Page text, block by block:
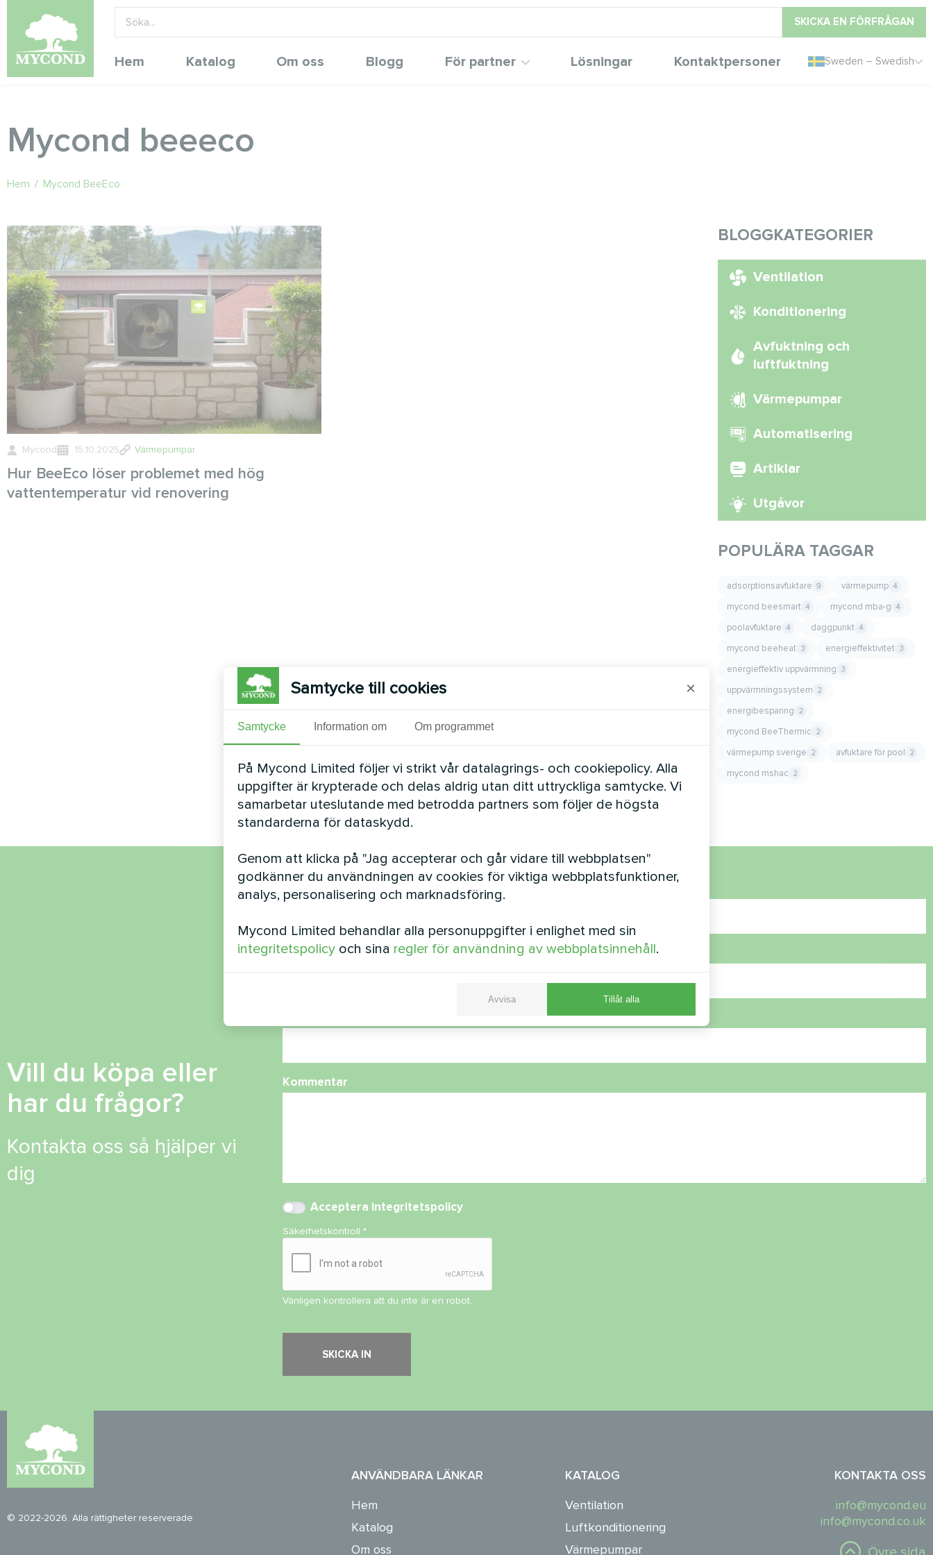
SKICKA EN FÖRFRÅGAN
Hem Katalog Om oss Blogg För partner Lösningar Kontaktpersoner Sweden – Swedish
Mycond beeeco
Hem / Mycond BeeEco
Mycond 15.10.2025 Värmepumpar
Hur BeeEco löser problemet med hög
vattentemperatur vid renovering
BLOGGKATEGORIER
Ventilation
Konditionering
Avfuktning och
luftfuktning
Värmepumpar
Automatisering
Artiklar
Utgåvor
POPULÄRA TAGGAR
adsorptionsavfuktare 9 värmepump 4
mycond beesmart 4 mycond mba-g 4
poolavfuktare 4 daggpunkt 4
mycond beeheat 3 energieffektivitet 3
energieffektiv uppvärmning 3
uppvärmningssystem 2
energibesparing 2
mycond BeeThermic 2
värmepump sverige 2 avfuktare för pool 2
mycond mshac 2
Vill du köpa eller
har du frågor?
Kontakta oss så hjälper vi
dig
Telefonnummer
Kommentar
Acceptera integritetspolicy
Säkerhetskontroll*
Vänligen kontrollera att du inte är en robot.
© 2022-2026. Alla rättigheter reserverade
ANVÄNDBARA LÄNKAR
Hem
Katalog
Om oss
KATALOG
Ventilation
Luftkonditionering
Värmepumpar
KONTAKTA OSS
info@mycond.eu
info@mycond.co.uk
Samtycke till cookies ×
Samtycke Information om Om programmet
På Mycond Limited följer vi strikt vår datalagrings- och cookiepolicy. Alla
uppgifter är krypterade och delas aldrig utan ditt uttryckliga samtycke. Vi
samarbetar uteslutande med betrodda partners som följer de högsta
standarderna för dataskydd.
Genom att klicka på "Jag accepterar och går vidare till webbplatsen"
godkänner du användningen av cookies för viktiga webbplatsfunktioner,
analys, personalisering och marknadsföring.
Mycond Limited behandlar alla personuppgifter i enlighet med sin
integritetspolicy och sina regler för användning av webbplatsinnehåll.
Avvisa Tillåt alla